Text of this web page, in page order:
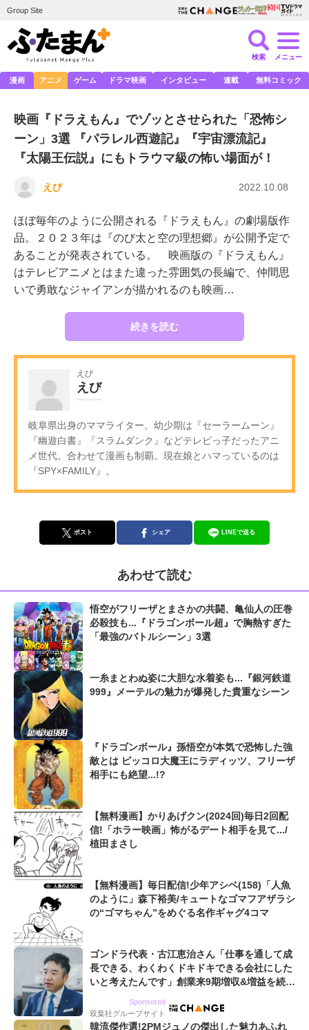
Group Site
検索 メニュー
漫画 アニメ ゲーム ドラマ映画 インタビュー 連載 無料コミック
映画『ドラえもん』でゾッとさせられた「恐怖シ
ーン」3選 『パラレル西遊記』『宇宙漂流記』
『太陽王伝説』にもトラウマ級の怖い場面が！
えび 2022.10.08
ほぼ毎年のように公開される『ドラえもん』の劇場版作
品。２０２３年は『のび太と空の理想郷』が公開予定で
あることが発表されている。 映画版の『ドラえもん』
はテレビアニメとはまた違った雰囲気の長編で、仲間思
いで勇敢なジャイアンが描かれるのも映画…
続きを読む
えび
えび
岐阜県出身のママライター。幼少期は『セーラームーン』
『幽遊白書』『スラムダンク』などテレビっ子だったアニ
メ世代。合わせて漫画も制覇。現在娘とハマっているのは
『SPY×FAMILY』。
ポスト シェア LINEで送る
あわせて読む
悟空がフリーザとまさかの共闘、亀仙人の圧巻
必殺技も...『ドラゴンボール超』で胸熱すぎた
「最強のバトルシーン」3選
一糸まとわぬ姿に大胆な水着姿も...『銀河鉄道
999』メーテルの魅力が爆発した貴重なシーン
『ドラゴンボール』孫悟空が本気で恐怖した強
敵とは ピッコロ大魔王にラディッツ、フリーザ
相手にも絶望...!?
【無料漫画】かりあげクン(2024回)毎日2回配
信!「ホラー映画」怖がるデート相手を見て.../
植田まさし
【無料漫画】毎日配信!少年アシベ(158)「人魚
のように」森下裕美/キュートなゴマフアザラシ
の“ゴマちゃん”をめぐる名作ギャグ4コマ
ゴンドラ代表・古江恵治さん「仕事を通して成
長できる、わくわくドキドキできる会社にした
いと考えたんです」創業来9期増収&増益を続け
Sponsored
双葉社グループサイト
韓流傑作選!2PMジュノの傑出した魅力あふれ